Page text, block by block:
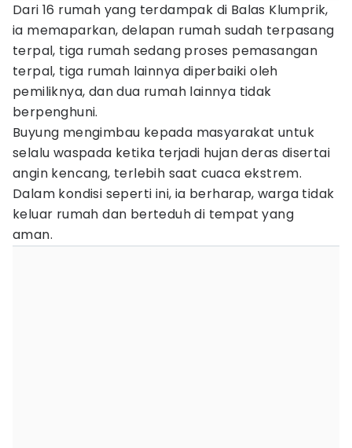
Dari 16 rumah yang terdampak di Balas Klumprik,
ia memaparkan, delapan rumah sudah terpasang
terpal, tiga rumah sedang proses pemasangan
terpal, tiga rumah lainnya diperbaiki oleh
pemiliknya, dan dua rumah lainnya tidak
berpenghuni.
Buyung mengimbau kepada masyarakat untuk
selalu waspada ketika terjadi hujan deras disertai
angin kencang, terlebih saat cuaca ekstrem.
Dalam kondisi seperti ini, ia berharap, warga tidak
keluar rumah dan berteduh di tempat yang
aman.